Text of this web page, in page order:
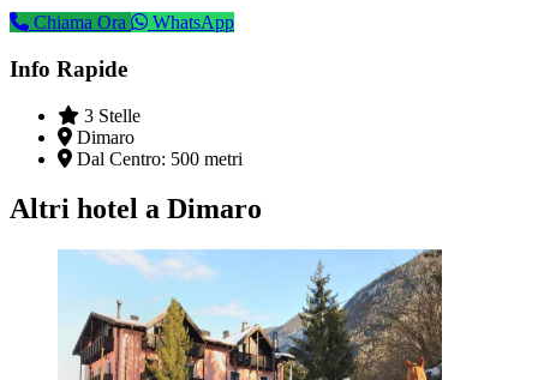
Chiama Ora
WhatsApp
Info Rapide
3 Stelle
Dimaro
Dal Centro: 500 metri
Altri hotel a Dimaro